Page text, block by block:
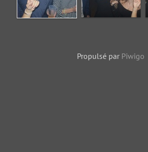
Propulsé par Piwigo